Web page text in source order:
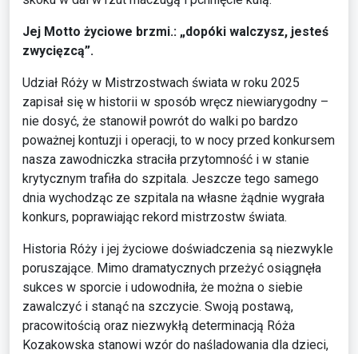
Jej Motto życiowe brzmi.: „dopóki walczysz, jesteś
zwycięzcą”.
Udział Róży w Mistrzostwach świata w roku 2025
zapisał się w historii w sposób wręcz niewiarygodny –
nie dosyć, że stanowił powrót do walki po bardzo
poważnej kontuzji i operacji, to w nocy przed konkursem
nasza zawodniczka straciła przytomność i w stanie
krytycznym trafiła do szpitala. Jeszcze tego samego
dnia wychodząc ze szpitala na własne żądnie wygrała
konkurs, poprawiając rekord mistrzostw świata.
Historia Róży i jej życiowe doświadczenia są niezwykle
poruszające. Mimo dramatycznych przeżyć osiągnęła
sukces w sporcie i udowodniła, że można o siebie
zawalczyć i stanąć na szczycie. Swoją postawą,
pracowitością oraz niezwykłą determinacją Róża
Kozakowska stanowi wzór do naśladowania dla dzieci,